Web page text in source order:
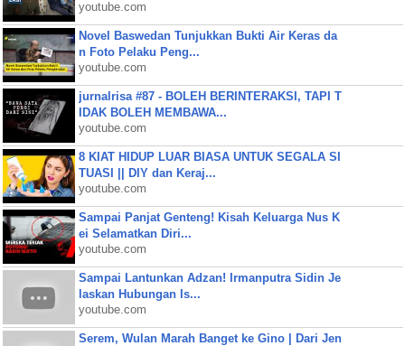
youtube.com
Novel Baswedan Tunjukkan Bukti Air Keras da
n Foto Pelaku Peng...
youtube.com
jurnalrisa #87 - BOLEH BERINTERAKSI, TAPI T
IDAK BOLEH MEMBAWA...
youtube.com
8 KIAT HIDUP LUAR BIASA UNTUK SEGALA SI
TUASI || DIY dan Keraj...
youtube.com
Sampai Panjat Genteng! Kisah Keluarga Nus K
ei Selamatkan Diri...
youtube.com
Sampai Lantunkan Adzan! Irmanputra Sidin Je
laskan Hubungan Is...
youtube.com
Serem, Wulan Marah Banget ke Gino | Dari Jen